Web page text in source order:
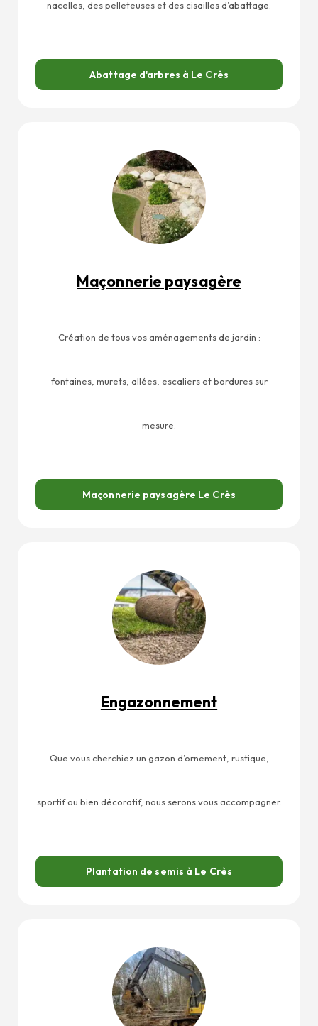
nacelles, des pelleteuses et des cisailles d’abattage.
Abattage d'arbres à Le Crès
Maçonnerie paysagère
Création de tous vos aménagements de jardin :
fontaines, murets, allées, escaliers et bordures sur
mesure.
Maçonnerie paysagère Le Crès
Engazonnement
Que vous cherchiez un gazon d’ornement, rustique,
sportif ou bien décoratif, nous serons vous accompagner.
Plantation de semis à Le Crès